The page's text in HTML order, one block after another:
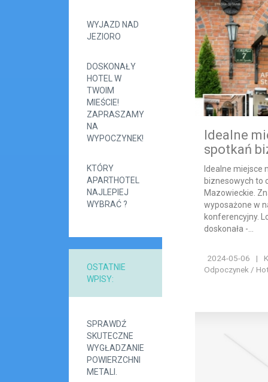
WYJAZD NAD
JEZIORO
DOSKONAŁY
HOTEL W
TWOIM
MIEŚCIE!
ZAPRASZAMY
NA
WYPOCZYNEK!
KTÓRY
APARTHOTEL
NAJLEPIEJ
WYBRAĆ ?
OSTATNIE
WPISY:
SPRAWDŹ
SKUTECZNE
WYGŁADZANIE
POWIERZCHNI
METALI.
Idealne
spotkań
Idealne miejsce
biznesowych to
Mazowieckie.
wyposażone w
konferencyjny.
doskonała -...
2024-05-06 |
Odpoczynek /